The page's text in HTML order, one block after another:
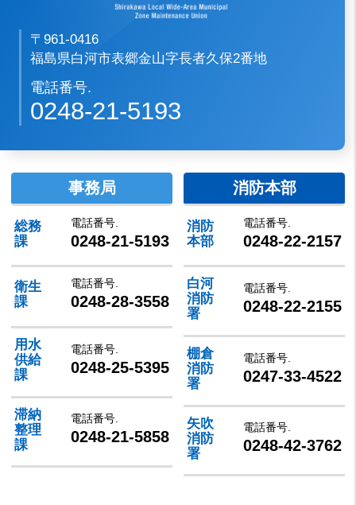
〒961-0416
福島県白河市表郷金山字長者久保2番地
電話番号.
0248-21-5193
事務局
総務
課
電話番号.
0248-21-5193
衛生
課
電話番号.
0248-28-3558
用水
供給
課
電話番号.
0248-25-5395
滞納
整理
課
電話番号.
0248-21-5858
消防本部
消防
本部
電話番号.
0248-22-2157
白河
消防
署
電話番号.
0248-22-2155
棚倉
消防
署
電話番号.
0247-33-4522
矢吹
消防
署
電話番号.
0248-42-3762